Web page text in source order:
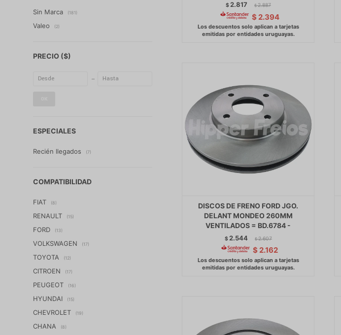
$2.817 $ 2.887
$ 2.394
DISCOS DE FRENO FORD JGO.
DELANT MONDEO 260MM
VENTILADOS = BD.6784 -
$ 2.544 $ 2.607
$ 2.162
Sin Marca (181)
Valeo (2)
PRECIO ($)
ESPECIALES
Recién llegados (7)
COMPATIBILIDAD
FIAT (8)
RENAULT (15)
FORD (13)
VOLKSWAGEN (17)
TOYOTA (12)
CITROEN (17)
PEUGEOT (16)
HYUNDAI (15)
CHEVROLET (19)
CHANA (8)